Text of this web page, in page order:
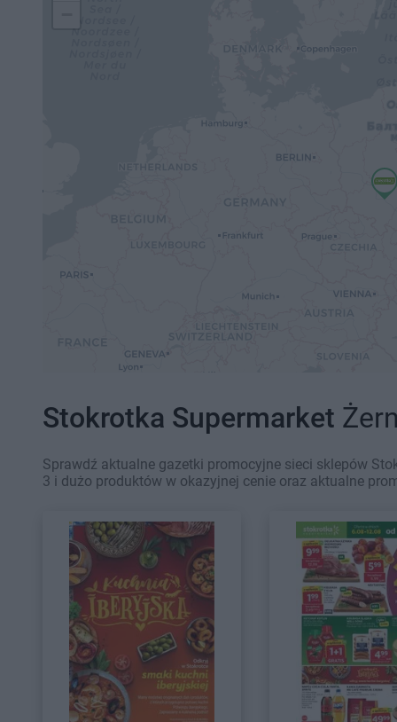
Stokrotka Supermarket
Sprawdź aktualne gazetki promocyjne sieci sklepów
3 i dużo produktów w okazyjnej cenie oraz aktualne